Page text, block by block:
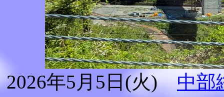
2026年5月5日(火)中部